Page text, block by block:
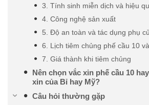
3. Tính sinh miễn dịch và hiệu
4. Công nghệ sản xuất
5. Độ an toàn và tác dụng phụ
6. Lịch tiêm chủng phế cầu 10
7. Giá thành khi tiêm chủng
Nên chọn vắc xin phế cầu 10
xin của Bỉ hay Mỹ?
Câu hỏi thường gặp